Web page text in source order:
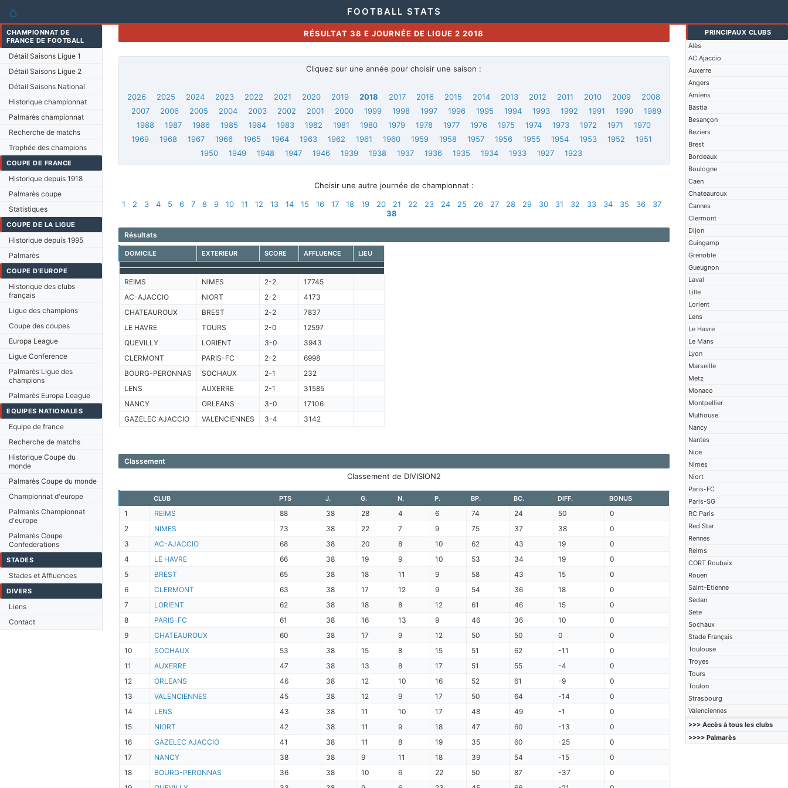
⌂ FOOTBALL STATS
CHAMPIONNAT DE
FRANCE DE FOOTBALL
Détail Saisons Ligue 1
Détail Saisons Ligue 2
Détail Saisons National
Historique championnat
Palmarès championnat
Recherche de matchs
Trophée des champions
COUPE DE FRANCE
Historique depuis 1918
Palmarès coupe
Statistiques
COUPE DE LA LIGUE
Historique depuis 1995
Palmarès
COUPE D'EUROPE
Historique des clubs
français
Ligue des champions
Coupe des coupes
Europa League
Ligue Conference
Palmarès Ligue des
champions
Palmarès Europa League
EQUIPES NATIONALES
Equipe de france
Recherche de matchs
Historique Coupe du
monde
Palmarès Coupe du monde
Championnat d'europe
Palmarès Championnat
d'europe
Palmarès Coupe
Confederations
STADES
Stades et Affluences
DIVERS
Liens
Contact
PRINCIPAUX CLUBS
Alès
AC Ajaccio
Auxerre
Angers
Amiens
Bastia
Besançon
Beziers
Brest
Bordeaux
Boulogne
Caen
Chateauroux
Cannes
Clermont
Dijon
Guingamp
Grenoble
Gueugnon
Laval
Lille
Lorient
Lens
Le Havre
Le Mans
Lyon
Marseille
Metz
Monaco
Montpellier
Mulhouse
Nancy
Nantes
Nice
Nimes
Niort
Paris-FC
Paris-SG
RC Paris
Red Star
Rennes
Reims
CORT Roubaix
Rouen
Saint-Etienne
Sedan
Sete
Sochaux
Stade Français
Toulouse
Troyes
Tours
Toulon
Strasbourg
Valenciennes
>>> Accès à tous les clubs
>>>> Palmarès
RÉSULTAT 38 E JOURNÉE DE LIGUE 2 2018
Cliquez sur une année pour choisir une saison :
2026 2025 2024 2023 2022 2021 2020 2019 2018 2017 2016 2015 2014 2013 2012 2011 2010 2009
2008
2007
2006 2005 2004 2003 2002 2001 2000 1999 1998 1997 1996 1995 1994 1993 1992 1991 1990
1989
1988
1987 1986 1985 1984 1983 1982 1981 1980 1979 1978 1977 1976 1975 1974 1973 1972 1971
1970
1969
1968 1967 1966 1965 1964 1963 1962 1961 1960 1959 1958 1957 1956 1955 1954 1953 1952
1951
1950
1949 1948 1947 1946 1939 1938 1937 1936 1935 1934 1933 1927 1923
Choisir une autre journée de championnat :
1
2 3 4 5 6 7 8 9 10 11 12 13 14 15 16 17 18 19 20 21 22 23 24 25 26 27 28 29 30 31 32 33 34 35 36
37
38
Résultats
DOMICILE EXTERIEUR SCORE AFFLUENCE LIEU
REIMS NIMES 2-2
17745
AC-AJACCIO
NIORT 2-2
4173
CHATEAUROUX
BREST 2-2
7837
LE HAVRE
TOURS 2-0
12597
QUEVILLY
LORIENT 3-0
3943
CLERMONT
PARIS-FC 2-2
6998
BOURG-PERONNAS
SOCHAUX 2-1
232
LENS
AUXERRE 2-1
31585
NANCY
ORLEANS 3-0
17106
GAZELEC AJACCIO
VALENCIENNES 3-4 3142
Classement
Classement de DIVISION2
CLUB PTS J. G. N. P. BP. BC. DIFF. BONUS
1 REIMS 88 38 28 4 6 74 24 50
0
2
NIMES 73 38 22 7 9 75 37 38
0
3
AC-AJACCIO 68 38 20 8 10 62 43 19
0
4
LE HAVRE 66 38 19 9 10 53 34 19
0
5
BREST 65 38 18 11 9 58 43 15
0
6
CLERMONT 63 38 17 12 9 54 36 18
0
7
LORIENT 62 38 18 8 12 61 46 15
0
8
PARIS-FC 61 38 16 13 9 46 36 10
0
9
CHATEAUROUX 60 38 17 9 12 50 50 0
0
10
SOCHAUX 53 38 15 8 15 51 62 -11
0
11
AUXERRE 47 38 13 8 17 51 55 -4
0
12
ORLEANS 46 38 12 10 16 52 61 -9
0
13
VALENCIENNES 45 38 12 9 17 50 64 -14
0
14
LENS 43 38 11 10 17 48 49 -1
0
15
NIORT 42 38 11 9 18 47 60 -13
0
16
GAZELEC AJACCIO 41 38 11 8 19 35 60 -25
0
17
NANCY 38 38 9 11 18 39 54 -15
0
18
BOURG-PERONNAS 36 38 10 6 22 50 87 -37
0